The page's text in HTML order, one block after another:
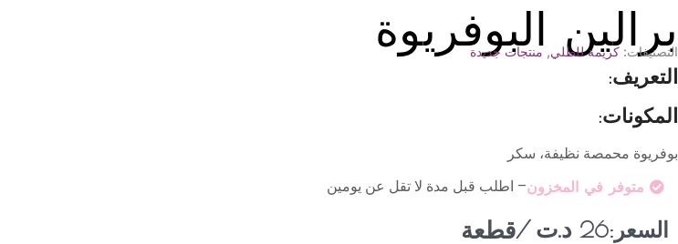
برالين البوفريوة
التصنيفات:كريمة للطلي, منتجات جديدة
التعريف:
المكونات:
بوفريوة محمصة نظيفة، سكر
متوفر في المخزون– اطلب قبل مدة لا تقل عن يومين
السعر:26 د.ت /قطعة